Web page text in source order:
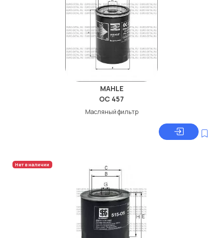
MAHLE
OC 457
Масляный фильтр
Нет в наличии